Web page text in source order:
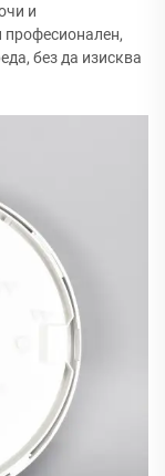
и
професионален,
без да изисква